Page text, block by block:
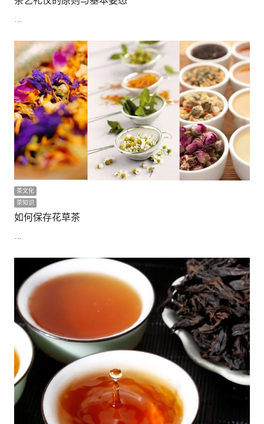
…
茶文化
茶知识
如何保存花草茶